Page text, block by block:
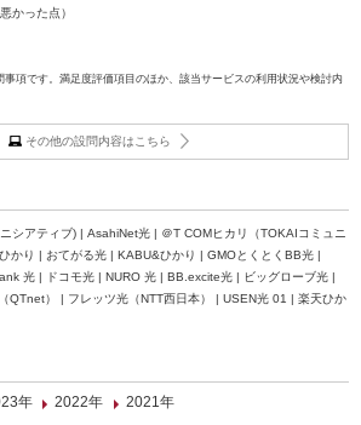
かった点）
項です。満足度評価項目のほか、該当サービスの利用状況や検討内
その他の設問内容はこちら
シアティブ) | AsahiNet光 | ＠T COMヒカリ（TOKAIコミュニ
かり | おてがる光 | KABU&ひかり | GMOとくとくBB光 |
光 | ドコモ光 | NURO 光 | BB.excite光 | ビッグローブ光 |
QTnet） | フレッツ光（NTT西日本） | USEN光 01 | 楽天ひか
年 2022年 2021年